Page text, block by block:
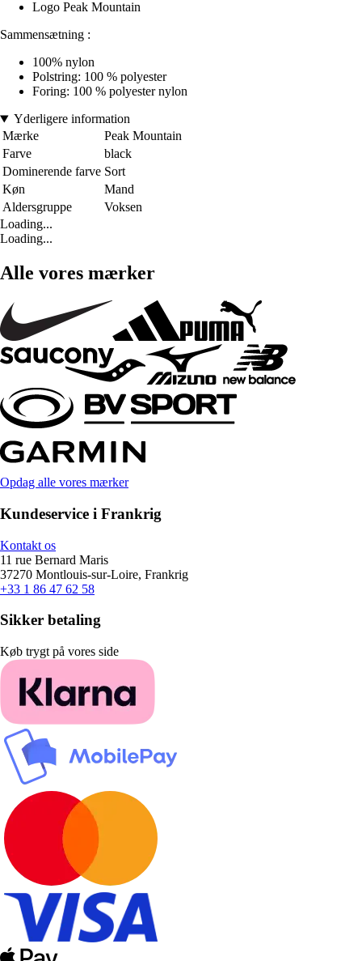
Logo Peak Mountain
Sammensætning :
100% nylon
Polstring: 100 % polyester
Foring: 100 % polyester nylon
Yderligere information
Mærke
Peak Mountain
Farve
black
Dominerende farve Sort
Køn
Mand
Aldersgruppe
Voksen
Loading...
Loading...
Alle vores mærker
Opdag alle vores mærker
Kundeservice i Frankrig
Kontakt os
11 rue Bernard Maris
37270 Montlouis-sur-Loire, Frankrig
+33 1 86 47 62 58
Sikker betaling
Køb trygt på vores side